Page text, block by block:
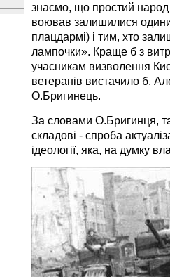
знаємо, що простий
воював залишилися
плацдармі) і тим, хто
лампочки». Краще б з
учасникам визволення
ветеранів вистачило б.
О.Бригинець.
За словами О.Бригинця,
складові - спроба
ідеології, яка, на думку